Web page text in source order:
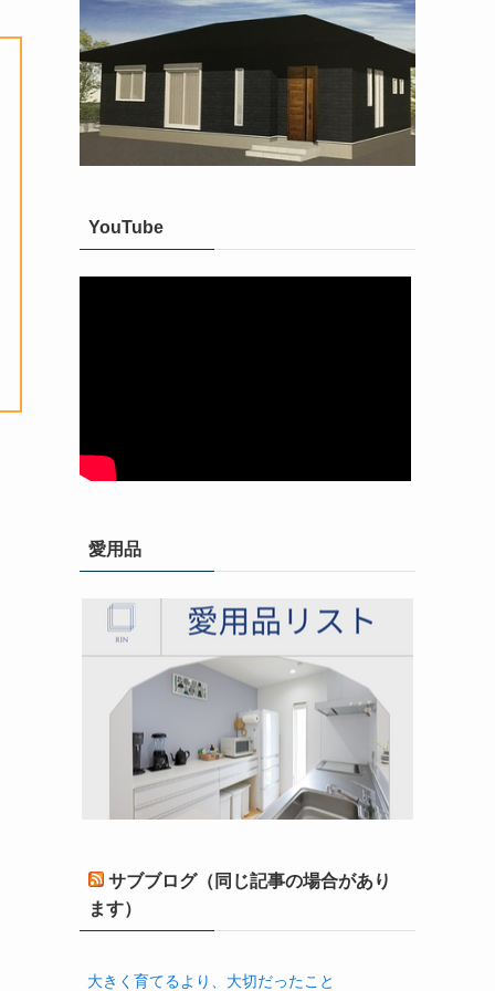
YouTube
愛用品
サブブログ（同じ記事の場合があり
ます）
大きく育てるより、大切だったこと